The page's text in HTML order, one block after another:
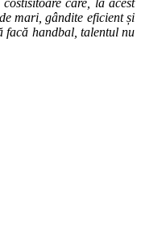
mari, gândite eficient și
facă handbal, talentul nu